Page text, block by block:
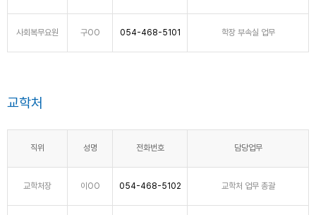
사회복무요원 구OO 054-468-5101 학장 부속실 업무
교학처
직위 성명 전화번호 담당업무
교학처장 이OO 054-468-5102 교학처 업무 총괄